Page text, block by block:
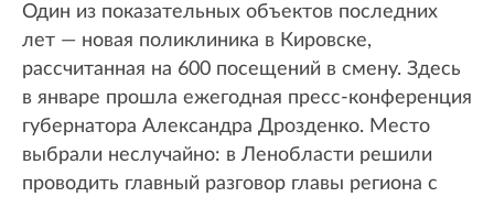
Один из показательных объектов последних
лет — новая поликлиника в Кировске,
рассчитанная на 600 посещений в смену. Здесь
в январе прошла ежегодная пресс-конференция
губернатора Александра Дрозденко. Место
выбрали неслучайно: в Ленобласти решили
проводить главный разговор главы региона с